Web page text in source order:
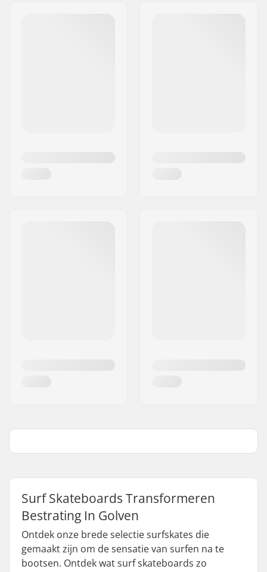
Surf Skateboards Transformeren
Bestrating In Golven
Ontdek onze brede selectie surfskates die
gemaakt zijn om de sensatie van surfen na te
bootsen. Ontdek wat surf skateboards zo